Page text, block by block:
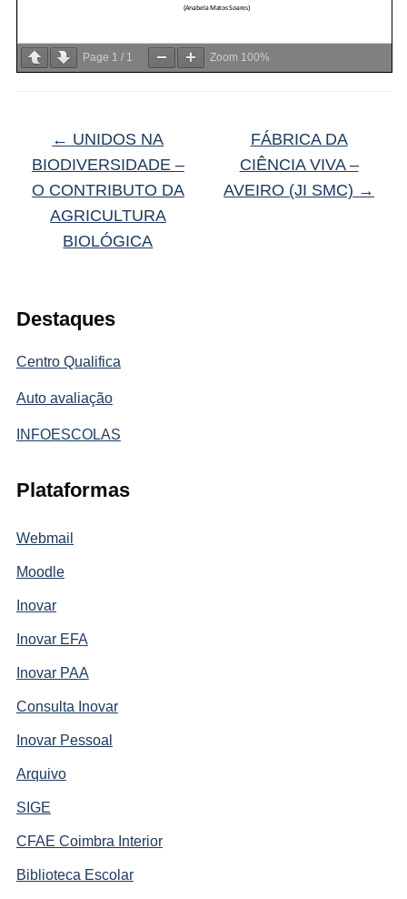
Destaques
Centro Qualifica
Auto avaliação
INFOESCOLAS
Plataformas
Webmail
Moodle
Inovar
Inovar EFA
Inovar PAA
Consulta Inovar
Inovar Pessoal
Arquivo
SIGE
CFAE Coimbra Interior
Biblioteca Escolar
Page 1 / 1 Zoom 100%
← UNIDOS NA
BIODIVERSIDADE –
O CONTRIBUTO DA
AGRICULTURA
BIOLÓGICA
FÁBRICA DA
CIÊNCIA VIVA –
AVEIRO (JI SMC) →